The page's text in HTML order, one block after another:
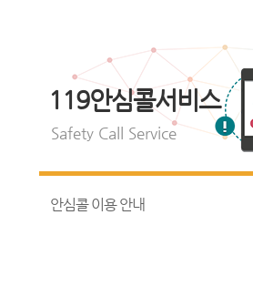
119안심콜서비스
Safety Call Service
안심콜 이용 안내